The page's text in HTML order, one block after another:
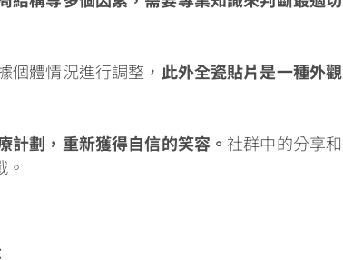
個體情況進行調整， 此外全瓷貼片是一種外觀
計劃，重新獲得自信的笑容。社群中的分享和